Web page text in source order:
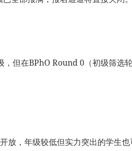
但在BPhO Round 0（初级筛选
放，年级较低但实力突出的学生